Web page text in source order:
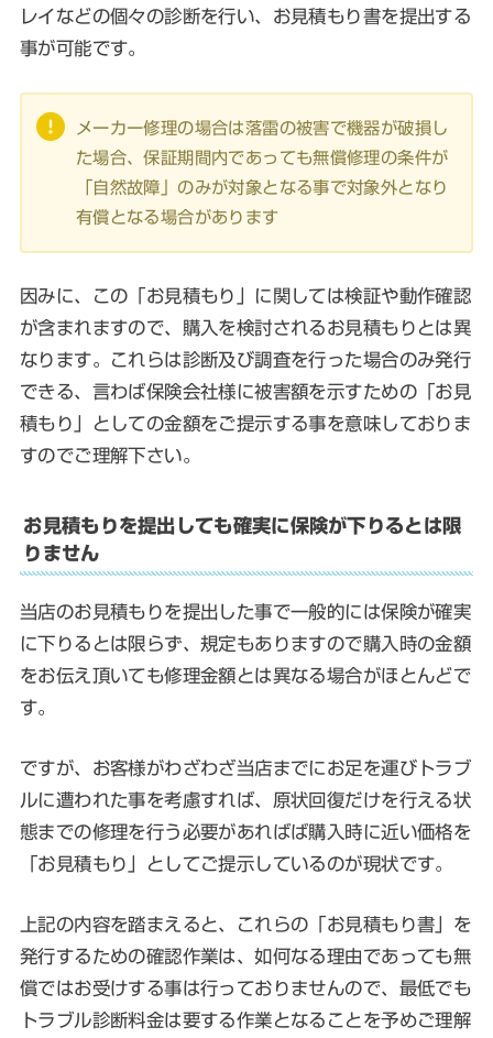
レイなどの個々の診断を行い、お見積もり書を提出する
事が可能です。
メーカー修理の場合は落雷の被害で機器が破損し
た場合、保証期間内であっても無償修理の条件が
「自然故障」のみが対象となる事で対象外となり
有償となる場合があります
因みに、この「お見積もり」に関しては検証や動作確認
が含まれますので、購入を検討されるお見積もりとは異
なります。これらは診断及び調査を行った場合のみ発行
できる、言わば保険会社様に被害額を示すための「お見
積もり」としての金額をご提示する事を意味しておりま
すのでご理解下さい。
お見積もりを提出しても確実に保険が下りるとは限
りません
当店のお見積もりを提出した事で一般的には保険が確実
に下りるとは限らず、規定もありますので購入時の金額
をお伝え頂いても修理金額とは異なる場合がほとんどで
す。
ですが、お客様がわざわざ当店までにお足を運びトラブ
ルに遭われた事を考慮すれば、原状回復だけを行える状
態までの修理を行う必要があればば購入時に近い価格を
「お見積もり」としてご提示しているのが現状です。
上記の内容を踏まえると、これらの「お見積もり書」を
発行するための確認作業は、如何なる理由であっても無
償ではお受けする事は行っておりませんので、最低でも
トラブル診断料金は要する作業となることを予めご理解